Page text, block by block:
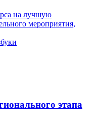
на лучшую
мероприятия,
этапа